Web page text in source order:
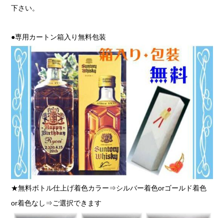
下さい。
●専用カートン箱入り無料包装
★無料ボトル仕上げ着色カラー⇒シルバー着色orゴールド着色
or着色なし⇒ご選択できます